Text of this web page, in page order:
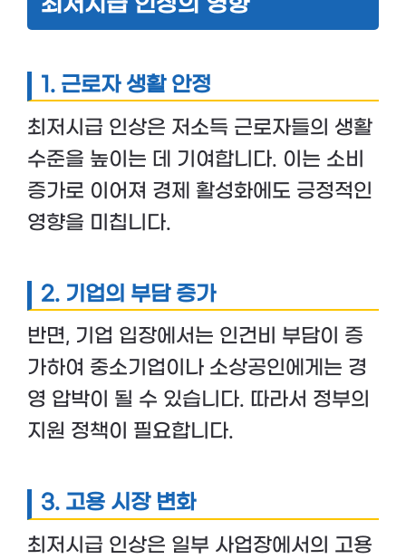
1. 근로자 생활 안정
최저시급 인상은 저소득 근로자들의 생활
수준을 높이는 데 기여합니다. 이는 소비
증가로 이어져 경제 활성화에도 긍정적인
영향을 미칩니다.
2. 기업의 부담 증가
반면, 기업 입장에서는 인건비 부담이 증
가하여 중소기업이나 소상공인에게는 경
영 압박이 될 수 있습니다. 따라서 정부의
지원 정책이 필요합니다.
3. 고용 시장 변화
최저시급 인상은 일부 사업장에서의 고용